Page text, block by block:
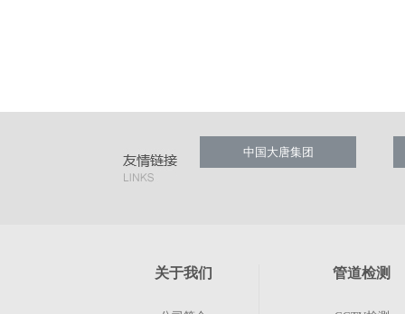
中国大唐集团
关于我们 管道检测